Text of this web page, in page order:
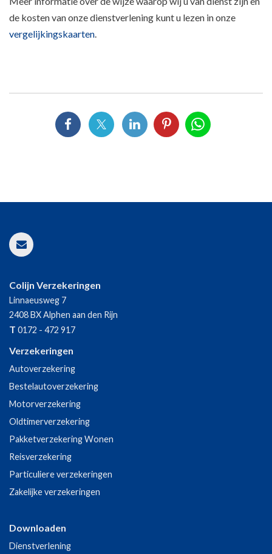
de kosten van onze dienstverlening kunt u lezen in onze
vergelijkingskaarten.
Colijn Verzekeringen
Linnaeusweg 7
2408 BXAlphen aan den Rijn
T 0172 - 472 917
Verzekeringen
Autoverzekering
Bestelautoverzekering
Motorverzekering
Oldtimerverzekering
Pakketverzekering Wonen
Reisverzekering
Particuliere verzekeringen
Zakelijke verzekeringen
Downloaden
Dienstverlening